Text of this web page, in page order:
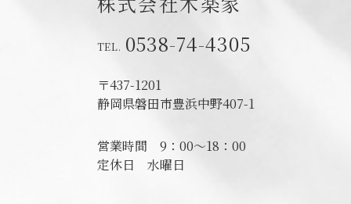
0538-74-4305
〒437-1201
静岡県磐田市豊浜中野407-1
営業時間 9：00～18：00
定休日 水曜日